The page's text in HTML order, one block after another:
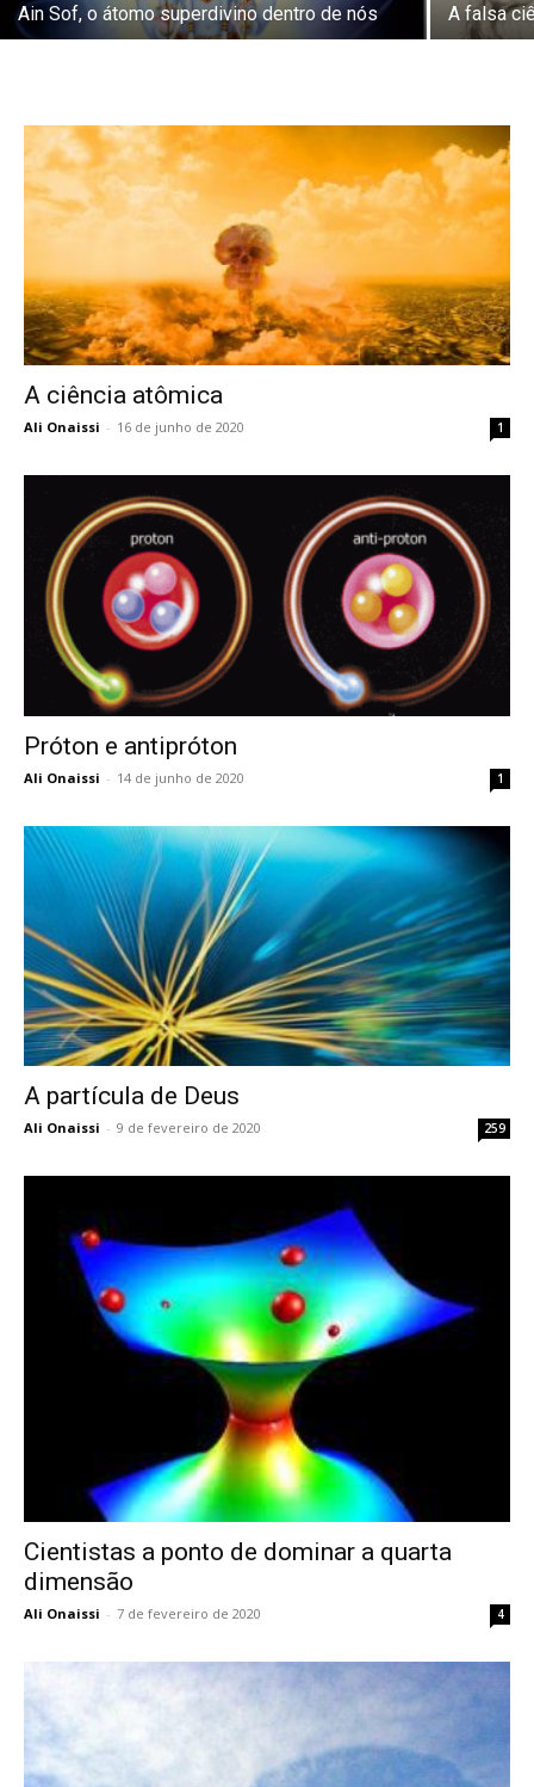
Ain Sof, o átomo superdivino dentro de nós A falsa
A ciência atômica
Ali Onaissi - 16 de junho de 2020 1
Próton e antipróton
Ali Onaissi - 14 de junho de 2020 1
A partícula de Deus
Ali Onaissi - 9 de fevereiro de 2020 259
Cientistas a ponto de dominar a quarta
dimensão
Ali Onaissi - 7 de fevereiro de 2020 4